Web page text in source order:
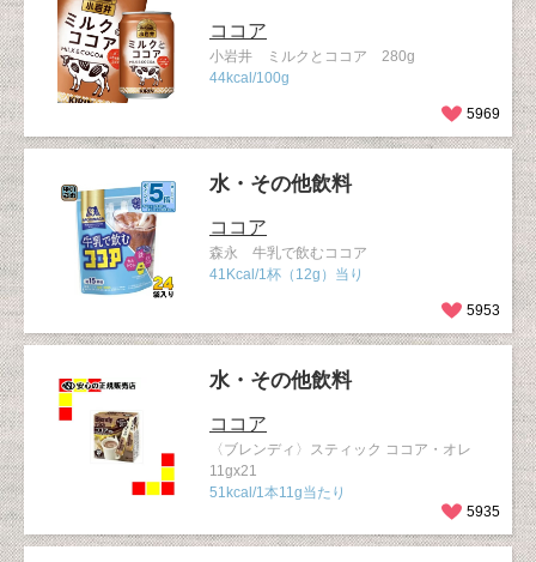
ココア
小岩井 ミルクとココア 280g
44kcal/100g
5969
水・その他飲料
ココア
森永 牛乳で飲むココア
41Kcal/1杯（12g）当り
5953
水・その他飲料
ココア
〈ブレンディ〉スティック ココア・オレ
11gx21
51kcal/1本11g当たり
5935